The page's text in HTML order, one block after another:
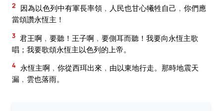
2
因為以色列中有軍長率領﹐人民也甘心犧牲自己﹐你們應
當頌讚永恆主！
3 君王啊﹐要聽！王子啊﹐要側耳而聽！我要向永恆主歌
唱；我要歌頌永恆主以色列的上帝。
4 永恆主啊﹐你從西珥出來﹐由以東地行走。那時地震天
漏﹐雲也落雨。